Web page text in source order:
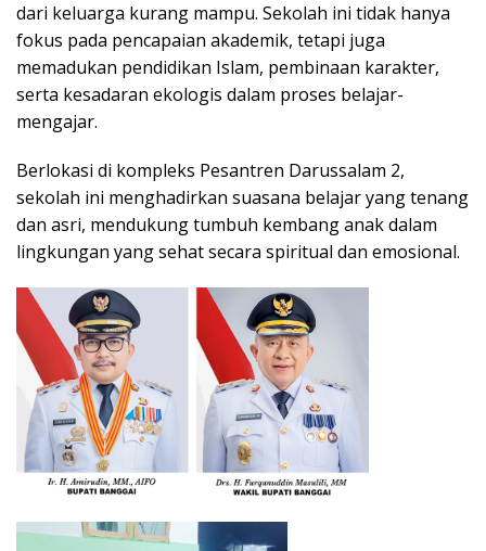
dari keluarga kurang mampu. Sekolah ini tidak hanya
fokus pada pencapaian akademik, tetapi juga
memadukan pendidikan Islam, pembinaan karakter,
serta kesadaran ekologis dalam proses belajar-
mengajar.
Berlokasi di kompleks Pesantren Darussalam 2,
sekolah ini menghadirkan suasana belajar yang tenang
dan asri, mendukung tumbuh kembang anak dalam
lingkungan yang sehat secara spiritual dan emosional.